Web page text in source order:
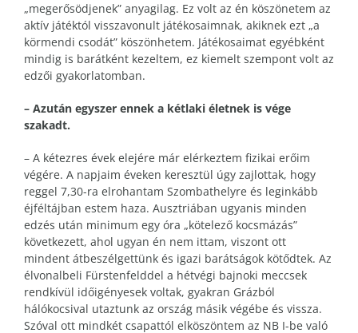
„megerősödjenek” anyagilag. Ez volt az én köszönetem az
aktív játéktól visszavonult játékosaimnak, akiknek ezt „a
körmendi csodát” köszönhetem. Játékosaimat egyébként
mindig is barátként kezeltem, ez kiemelt szempont volt az
edzői gyakorlatomban.
– Azután egyszer ennek a kétlaki életnek is vége
szakadt.
– A kétezres évek elejére már elérkeztem fizikai erőim
végére. A napjaim éveken keresztül úgy zajlottak, hogy
reggel 7,30-ra elrohantam Szombathelyre és leginkább
éjféltájban estem haza. Ausztriában ugyanis minden
edzés után minimum egy óra „kötelező kocsmázás”
következett, ahol ugyan én nem ittam, viszont ott
mindent átbeszélgettünk és igazi barátságok kötődtek. Az
élvonalbeli Fürstenfelddel a hétvégi bajnoki meccsek
rendkívül időigényesek voltak, gyakran Grázból
hálókocsival utaztunk az ország másik végébe és vissza.
Szóval ott mindkét csapattól elköszöntem az NB I-be való